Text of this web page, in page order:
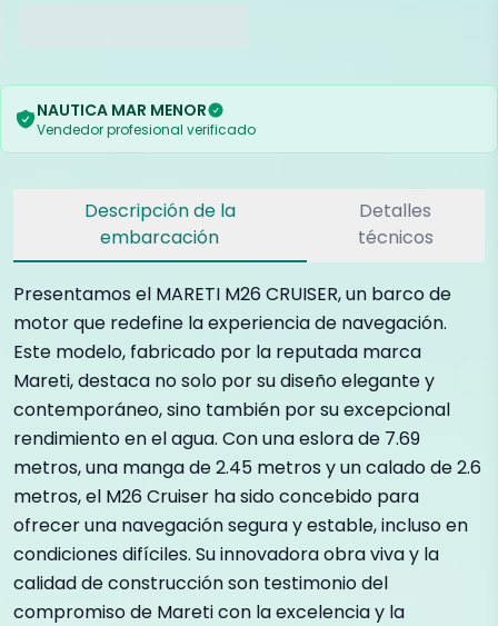
NAUTICA MAR MENOR
Vendedor profesional verificado
Descripción de la
embarcación
Detalles
técnicos
Presentamos el MARETI M26 CRUISER, un barco de
motor que redefine la experiencia de navegación.
Este modelo, fabricado por la reputada marca
Mareti, destaca no solo por su diseño elegante y
contemporáneo, sino también por su excepcional
rendimiento en el agua. Con una eslora de 7.69
metros, una manga de 2.45 metros y un calado de 2.6
metros, el M26 Cruiser ha sido concebido para
ofrecer una navegación segura y estable, incluso en
condiciones difíciles. Su innovadora obra viva y la
calidad de construcción son testimonio del
compromiso de Mareti con la excelencia y la